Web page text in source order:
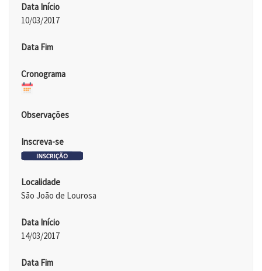
Data Início
10/03/2017
Data Fim
Cronograma
Observações
Inscreva-se
Localidade
São João de Lourosa
Data Início
14/03/2017
Data Fim